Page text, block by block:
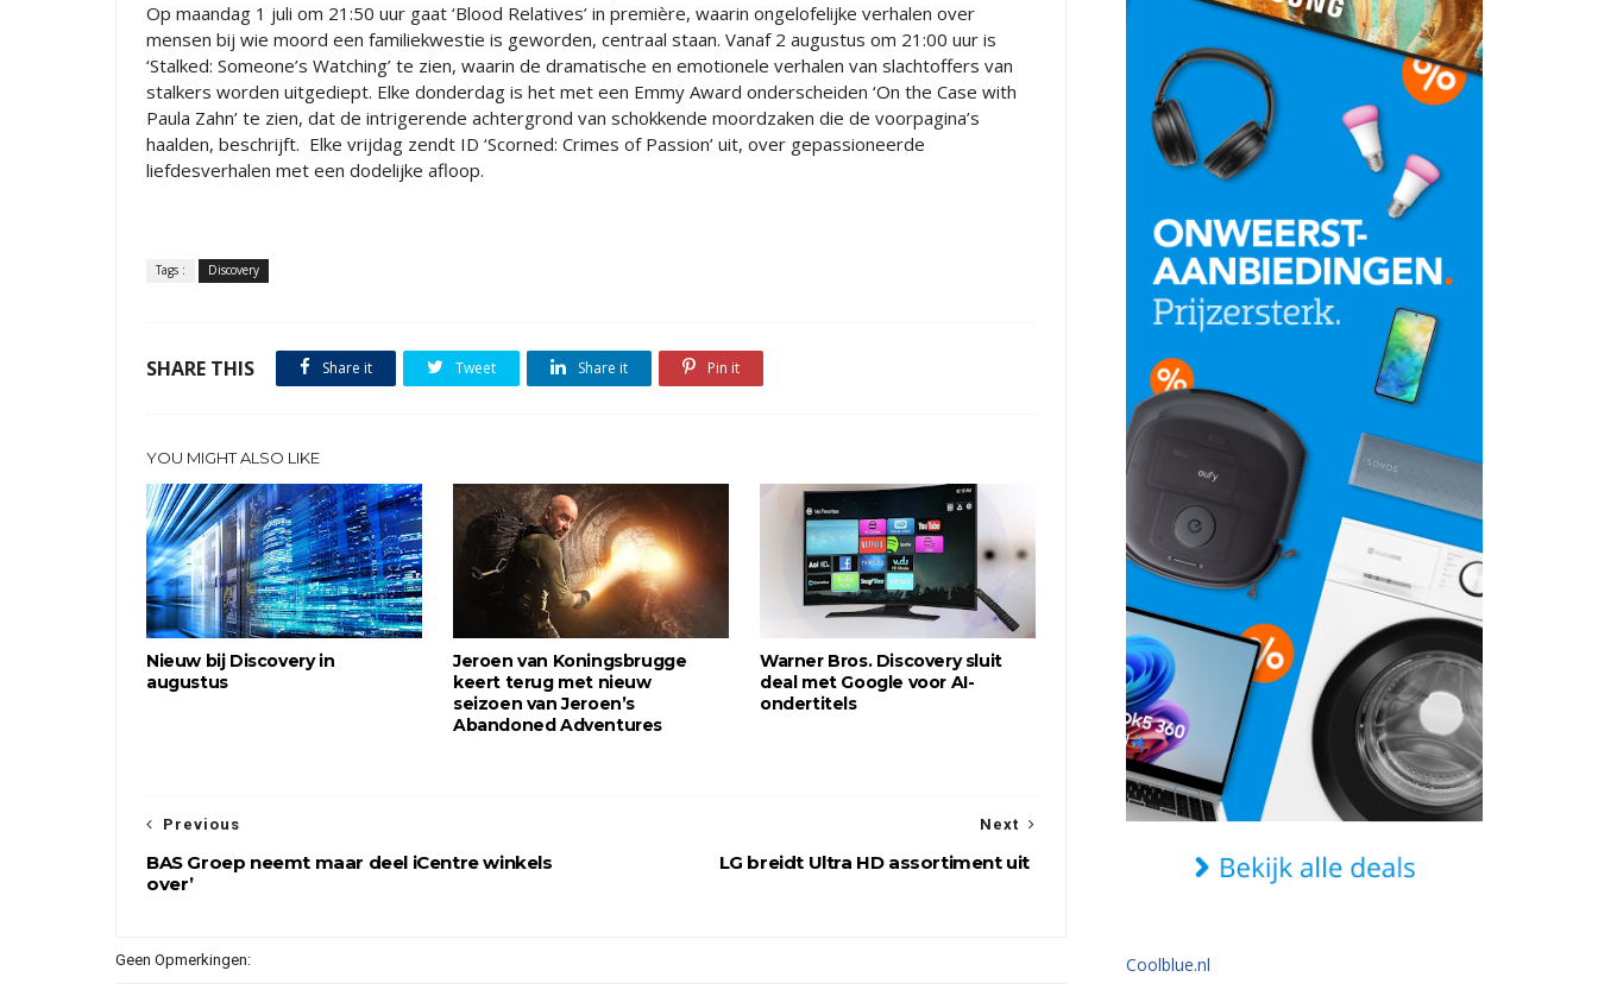
Op maandag 1 juli om 21:50 uur gaat ‘Blood Relatives’ in première, waarin ongelofelijke verhalen over
mensen bij wie moord een familiekwestie is geworden, centraal staan. Vanaf 2 augustus om 21:00 uur is
‘Stalked: Someone’s Watching’ te zien, waarin de dramatische en emotionele verhalen van slachtoffers van
stalkers worden uitgediept. Elke donderdag is het met een Emmy Award onderscheiden ‘On the Case with
Paula Zahn’ te zien, dat de intrigerende achtergrond van schokkende moordzaken die de voorpagina’s
haalden, beschrijft. Elke vrijdag zendt ID ‘Scorned: Crimes of Passion’ uit, over gepassioneerde
liefdesverhalen met een dodelijke afloop.
Tags : Discovery
SHARE THIS Share it Tweet Share it Pin it
YOU MIGHT ALSO LIKE
Nieuw bij Discovery in
augustus
Jeroen van Koningsbrugge
keert terug met nieuw
seizoen van Jeroen’s
Abandoned Adventures
Warner Bros. Discovery sluit
deal met Google voor AI-
ondertitels
Next
LG breidt Ultra HD assortiment uit
Previous
BAS Groep neemt maar deel iCentre winkels
over’
Geen Opmerkingen: Coolblue.nl